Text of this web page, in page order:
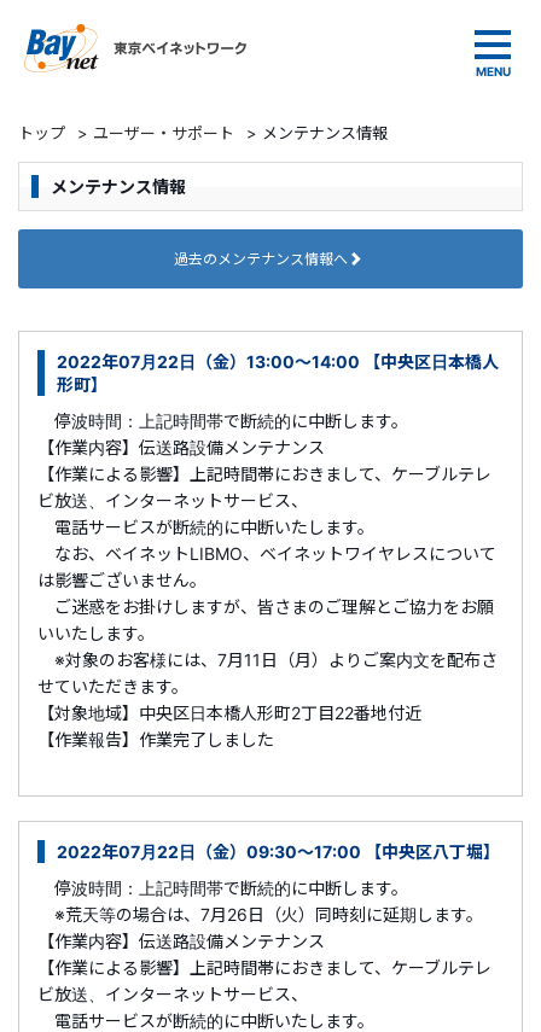
トップ > ユーザー・サポート > メンテナンス情報
メンテナンス情報
過去のメンテナンス情報へ
2022年07月22日（金）13:00～14:00 【中央区日本橋人
形町】
停波時間：上記時間帯で断続的に中断します。
【作業内容】伝送路設備メンテナンス
【作業による影響】上記時間帯におきまして、ケーブルテレ
ビ放送、インターネットサービス、
電話サービスが断続的に中断いたします。
なお、ベイネットLIBMO、ベイネットワイヤレスについて
は影響ございません。
ご迷惑をお掛けしますが、皆さまのご理解とご協力をお願
いいたします。
※対象のお客様には、7月11日（月）よりご案内文を配布さ
せていただきます。
【対象地域】中央区日本橋人形町2丁目22番地付近
【作業報告】作業完了しました
2022年07月22日（金）09:30～17:00 【中央区八丁堀】
停波時間：上記時間帯で断続的に中断します。
※荒天等の場合は、7月26日（火）同時刻に延期します。
【作業内容】伝送路設備メンテナンス
【作業による影響】上記時間帯におきまして、ケーブルテレ
ビ放送、インターネットサービス、
電話サービスが断続的に中断いたします。